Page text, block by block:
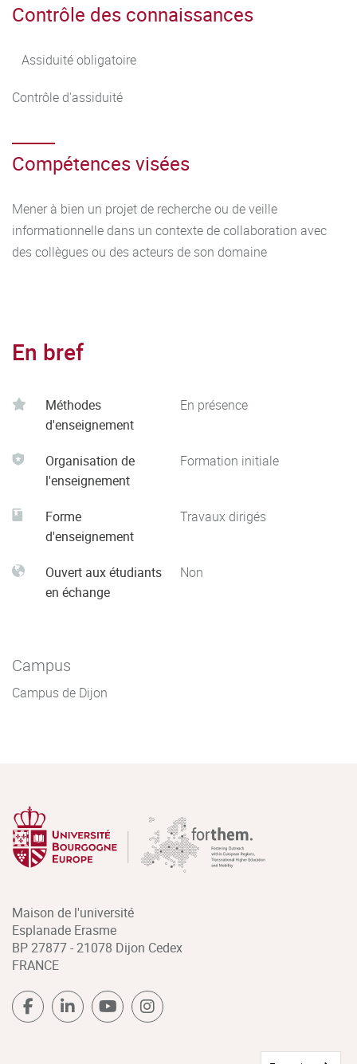
Contrôle des connaissances
Assiduité obligatoire
Contrôle d'assiduité
Compétences visées
Mener à bien un projet de recherche ou de veille
informationnelle dans un contexte de collaboration avec
des collègues ou des acteurs de son domaine
En bref
Méthodes
d'enseignement
En présence
Organisation de
l'enseignement
Formation initiale
Forme
d'enseignement
Travaux dirigés
Ouvert aux étudiants
en échange
Non
Campus
Campus de Dijon
Maison de l'université
Esplanade Erasme
BP 27877 - 21078 Dijon Cedex
FRANCE